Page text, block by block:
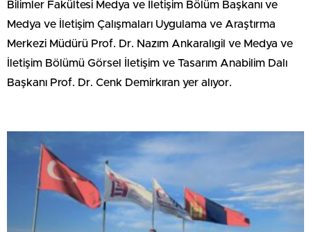
Bilimler Fakültesi Medya ve İletişim Bölüm Başkanı ve
Medya ve İletişim Çalışmaları Uygulama ve Araştırma
Merkezi Müdürü Prof. Dr. Nazım Ankaralıgil ve Medya ve
İletişim Bölümü Görsel İletişim ve Tasarım Anabilim Dalı
Başkanı Prof. Dr. Cenk Demirkıran yer alıyor.